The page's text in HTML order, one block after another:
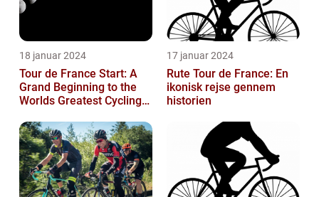
18 januar 2024
Tour de France Start: A
Grand Beginning to the
Worlds Greatest Cycling
17 januar 2024
Rute Tour de France: En
ikonisk rejse gennem
historien